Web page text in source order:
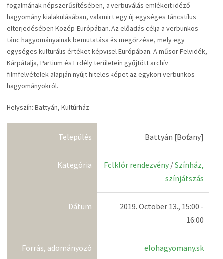
fogalmának népszerűsítésében, a verbuválás emlékeit idéző
hagyomány kialakulásában, valamint egy új egységes táncstílus
elterjedésében Közép-Európában. Az előadás célja a verbunkos
tánc hagyományainak bemutatása és megőrzése, mely egy
egységes kulturális értéket képvisel Európában. A műsor Felvidék,
Kárpátalja, Partium és Erdély területein gyűjtött archív
filmfelvételek alapján nyújt hiteles képet az egykori verbunkos
hagyományokról.
Helyszín: Battyán, Kultúrház
Település Battyán [Boťany]
Kategória Folklór rendezvény /Színház,
színjátszás
Dátum
2019. October 13., 15:00 -
16:00
Forrás, adományozó elohagyomany.sk